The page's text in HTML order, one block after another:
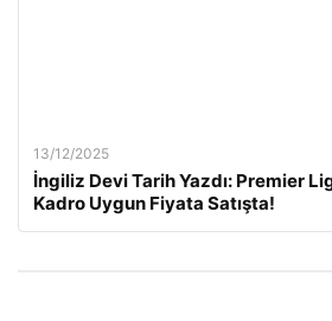
13/12/2025
İngiliz Devi Tarih Yazdı: Premier
Kadro Uygun Fiyata Satışta!